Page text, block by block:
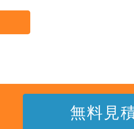
無料見